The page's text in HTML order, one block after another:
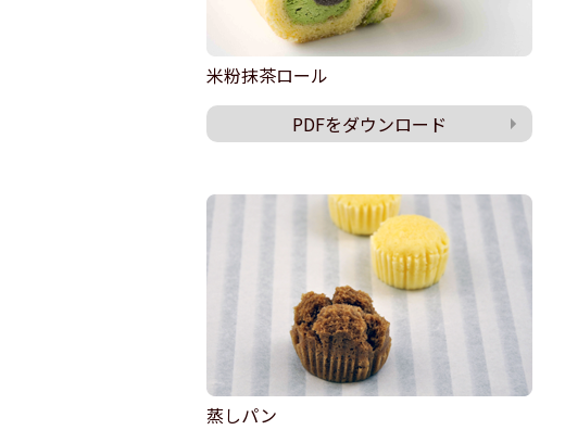
米粉抹茶ロール
PDFをダウンロード
蒸しパン